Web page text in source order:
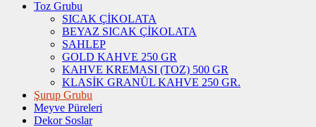
Toz Grubu
SICAK ÇİKOLATA
BEYAZ SICAK ÇİKOLATA
SAHLEP
GOLD KAHVE 250 GR
KAHVE KREMASI (TOZ) 500 GR
KLASİK GRANÜL KAHVE 250 GR.
Şurup Grubu
Meyve Püreleri
Dekor Soslar